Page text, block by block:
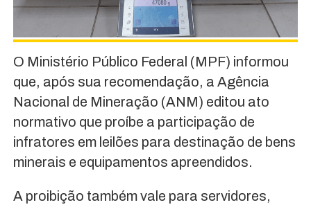
O Ministério Público Federal (MPF) informou
que, após sua recomendação, a Agência
Nacional de Mineração (ANM) editou ato
normativo que proíbe a participação de
infratores em leilões para destinação de bens
minerais e equipamentos apreendidos.
A proibição também vale para servidores,